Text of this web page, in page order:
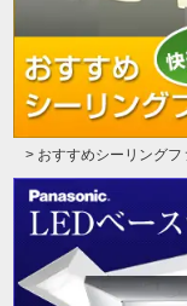
> おすすめシーリングフ